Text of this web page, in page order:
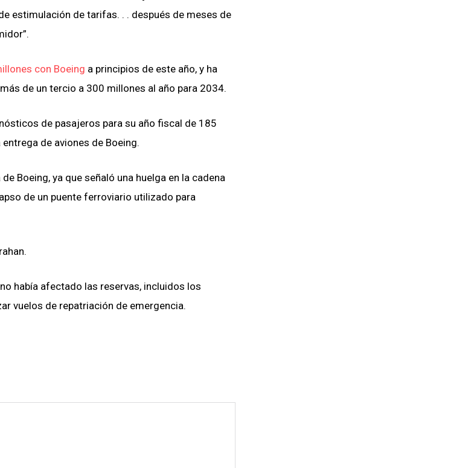
estimulación de tarifas. . . después de meses de
con Boeing a principios de este año, y ha
de un tercio a 300 millones al año para 2034.
de pasajeros para su año fiscal de 185
de aviones de Boeing.
Boeing, ya que señaló una huelga en la cadena
de un puente ferroviario utilizado para
había afectado las reservas, incluidos los
vuelos de repatriación de emergencia.